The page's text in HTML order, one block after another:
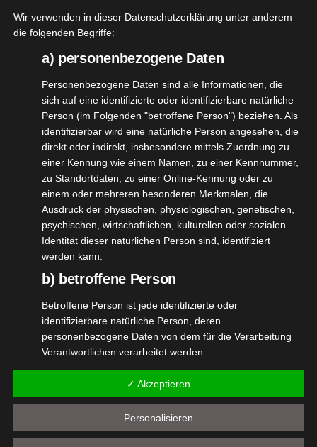
durch den Auftritt und letzendlich den Deal
mit@ralfduemmel_dsprodukte
Im Set Enthalten sind
Badreiniger Konzentrat
Leere Glasflasche
Sprühaufsatz
Dosierkappe
Wir verwenden in dieser Datenschutzerklärung unter anderem
die folgenden Begriffe:
a) personenbezogene Daten
Personenbezogene Daten sind alle Informationen, die
sich auf eine identifizierte oder identifizierbare natürliche
Person (im Folgenden "betroffene Person") beziehen. Als
identifizierbar wird eine natürliche Person angesehen, die
direkt oder indirekt, insbesondere mittels Zuordnung zu
einer Kennung wie einem Namen, zu einer Kennnummer,
zu Standortdaten, zu einer Online-Kennung oder zu
einem oder mehreren besonderen Merkmalen, die
Ausdruck der physischen, physiologischen, genetischen,
psychischen, wirtschaftlichen, kulturellen oder sozialen
Identität dieser natürlichen Person sind, identifiziert
werden kann.
b) betroffene Person
Betroffene Person ist jede identifizierte oder
identifizierbare natürliche Person, deren
personenbezogene Daten von dem für die Verarbeitung
Verantwortlichen verarbeitet werden.
c) Verarbeitung
Verarbeitung ist jeder mit oder ohne Hilfe automatisierter
Verfahren ausgeführte Vorgang oder jede solche
Vorgangsreihe im Zusammenhang mit
✓ Akzeptieren
Personalisieren